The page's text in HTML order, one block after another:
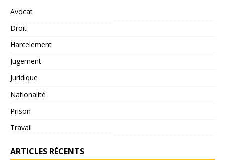
Avocat
Droit
Harcelement
Jugement
Juridique
Nationalité
Prison
Travail
ARTICLES RÉCENTS